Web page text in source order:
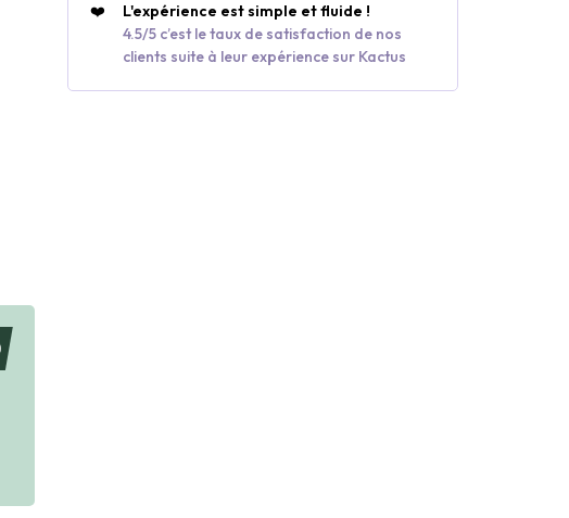
❤️
L'expérience est simple et fluide !
4.5/5 c’est le taux de satisfaction de nos
clients suite à leur expérience sur Kactus